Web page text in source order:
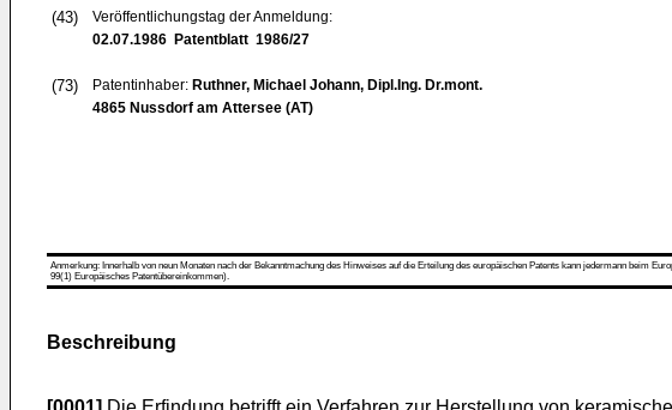
(43)
Veröffentlichungstag der Anmeldung:
02.07.1986 Patentblatt 1986/27
(73) Patentinhaber: Ruthner, Michael Johann, Dipl.Ing. Dr.mont.
4865 Nussdorf am Attersee (AT)
Anmerkung: Innerhalb von neun Monaten nach der Bekanntmachung des Hinweises auf die Erteilung des europäischen Patents kann jedermann beim
99(1) Europäisches Patentübereinkommen).
Beschreibung